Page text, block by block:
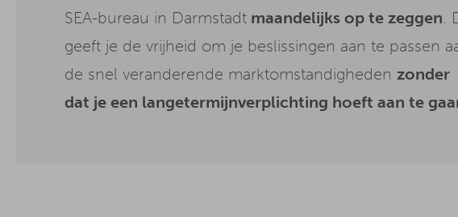
SEA-bureau in Darmstadt maandelijks op te zeggen .
geeft je de vrijheid om je beslissingen aan te passen
de snel veranderende marktomstandigheden zonder
dat je een langetermijnverplichting hoeft aan te